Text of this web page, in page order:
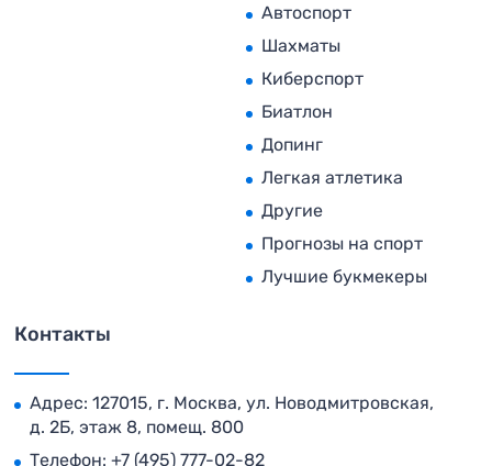
Автоспорт
Шахматы
Киберспорт
Биатлон
Допинг
Легкая атлетика
Другие
Прогнозы на спорт
Лучшие букмекеры
Контакты
Адрес: 127015, г. Москва, ул. Новодмитровская,
д. 2Б, этаж 8, помещ. 800
Телефон: +7 (495) 777-02-82